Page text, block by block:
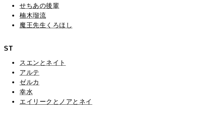
せちあの後輩
楠木瑠流
魔王先生くろほし
ST
スエンとネイト
アルテ
ゼルカ
幸水
エイリークとノアとネイ